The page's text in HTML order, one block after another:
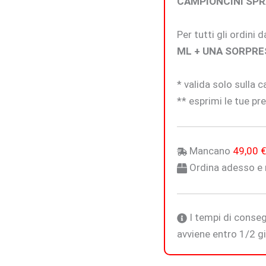
Per tutti gli ordini
ML + UNA
* valida solo sulla
** esprimi le tue
Mancano 49,00 €
Ordina adesso
I tempi di
avviene entro 1/2